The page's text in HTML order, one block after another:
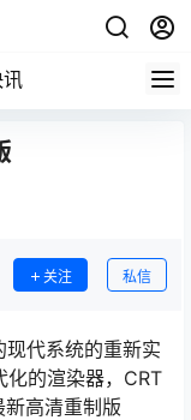
关注 私信
代系统的重新实
的渲染器，CRT
高清重制版